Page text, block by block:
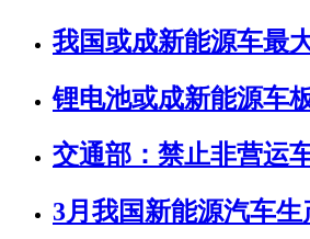
我国或成新能源车最
锂电池或成新能源车
交通部：禁止非营运
3月我国新能源汽车生